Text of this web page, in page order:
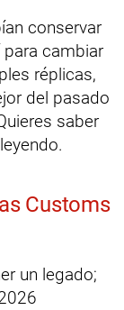
conservar
cambiar
réplicas,
del pasado
saber
Customs
un legado;